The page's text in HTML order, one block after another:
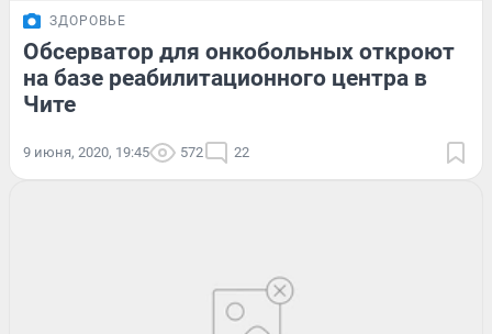
ЗДОРОВЬЕ
Обсерватор для онкобольных откроют
на базе реабилитационного центра в
Чите
9 июня, 2020, 19:45 572 22